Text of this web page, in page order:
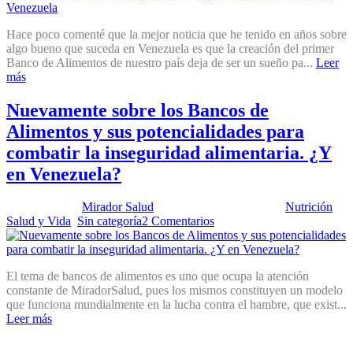
Hace poco comenté que la mejor noticia que he tenido en años sobre
algo bueno que suceda en Venezuela es que la creación del primer
Banco de Alimentos de nuestro país deja de ser un sueño pa... Leer
más
Nuevamente sobre los Bancos de
Alimentos y sus potencialidades para
combatir la inseguridad alimentaria. ¿Y
en Venezuela?
Mirador Salud Nutrición
Salud y Vida Sin categoría2 Comentarios
El tema de bancos de alimentos es uno que ocupa la atención
constante de MiradorSalud, pues los mismos constituyen un modelo
que funciona mundialmente en la lucha contra el hambre, que exist...
Leer más